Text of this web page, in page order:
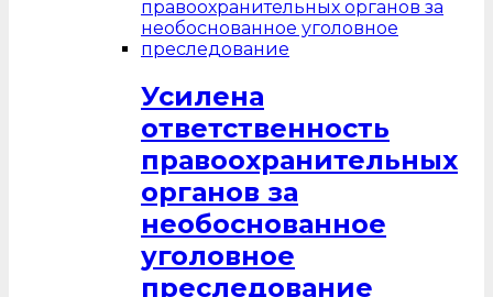
Усилена
ответственность
правоохранительных
органов за
необоснованное
уголовное
преследование